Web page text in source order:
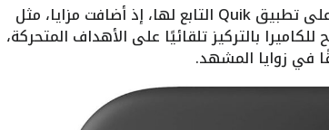
وفيما يتعلق بتجربة التحرير، قدّمت GoPro تحسينات على تطبيق Quik التابع لها، إذ أضافت مزايا، مثل
بالتركيز تلقائيًا على الأهداف المتحركة،